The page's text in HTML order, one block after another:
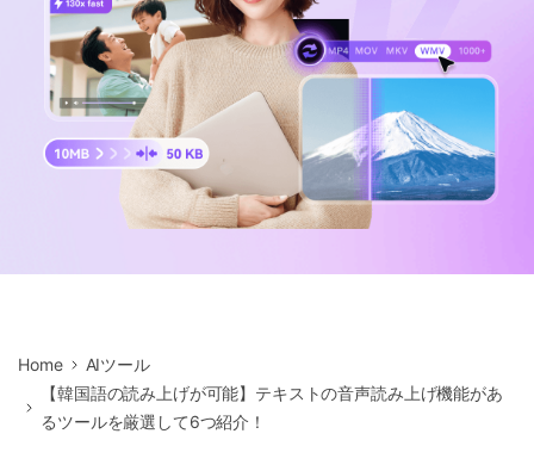
Home
AIツール
【韓国語の読み上げが可能】テキストの音声読み上げ機能があ
るツールを厳選して6つ紹介！